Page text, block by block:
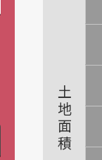
土地面積